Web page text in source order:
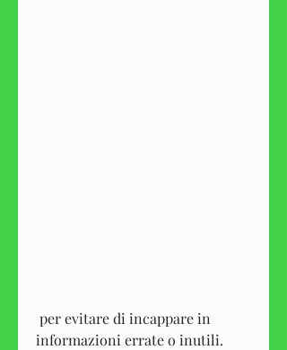
informazioni errate o inutili.